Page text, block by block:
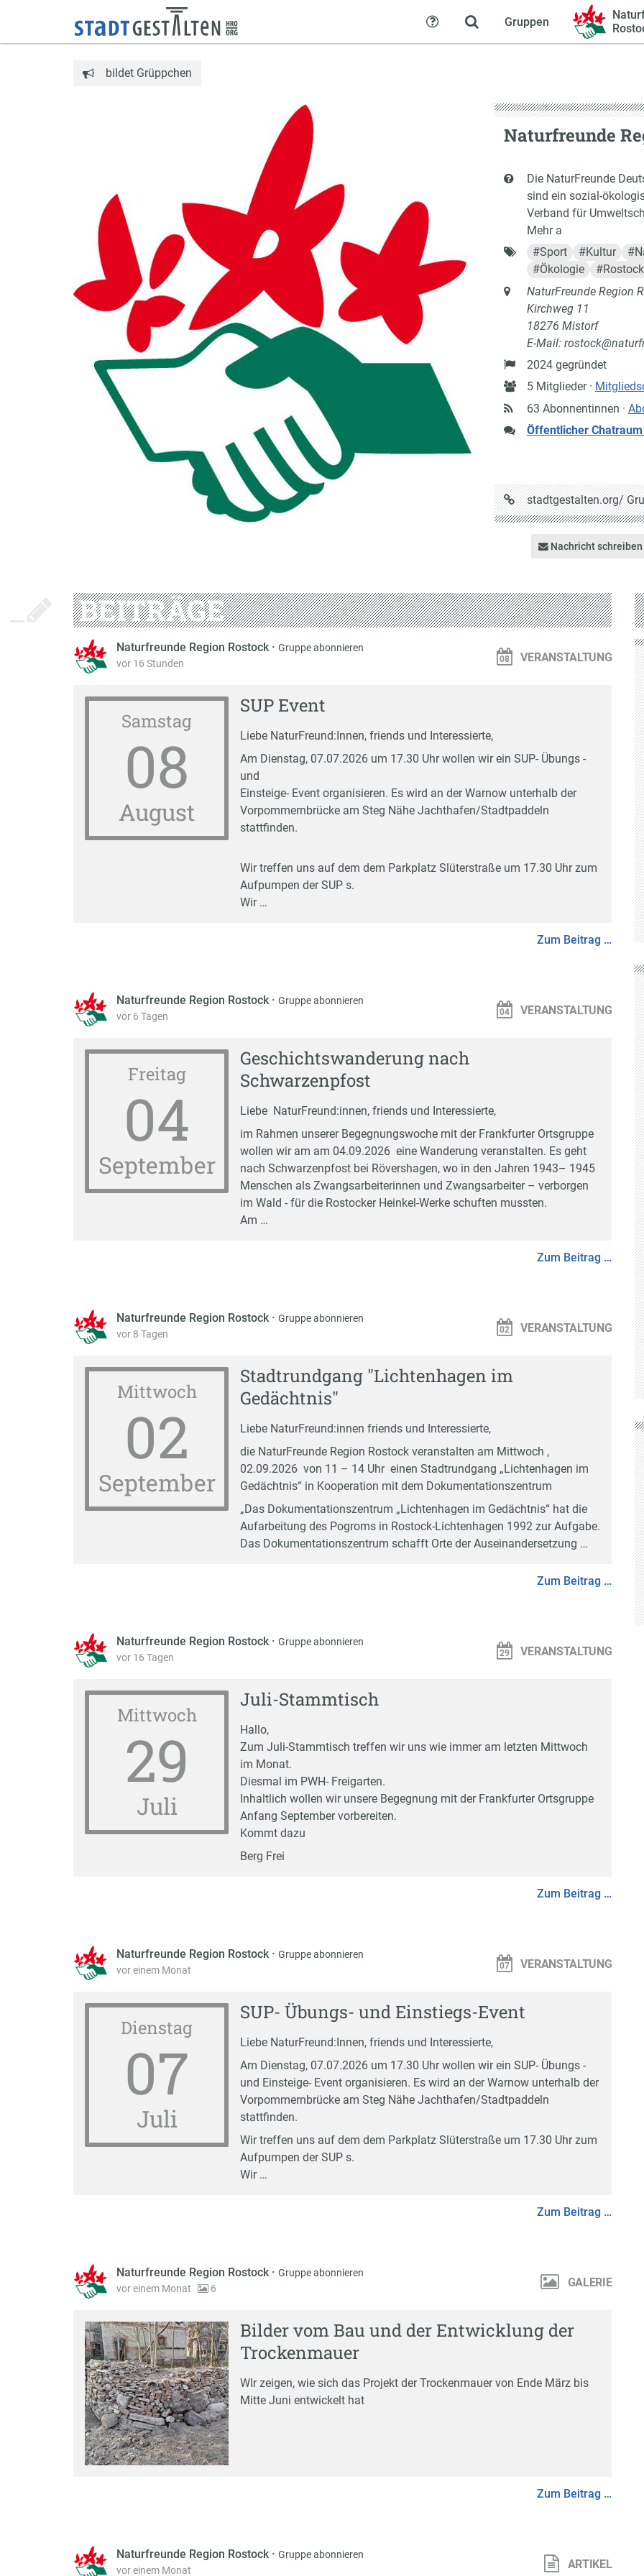
Gruppen
Hilfe
bildet Grüppchen
Naturfreunde
Kurzbeschreibung
Die NaturFreunde
sind ein sozial-
Verband für
Mehr a
Schlagworte
#Sport #Kultur #
#Ökologie #Rostock
Anschrift
NaturFreunde Region
Kirchweg 11
18276 Mistorf
E-Mail:
Gründung
2024 gegründet
Anzahl
Mitglieder
5 Mitglieder ·
63 Abonnentinnen ·
Öffentlicher
URL
auf
stadtgestalten.org/
Nachricht schreiben
BEITRÄGE
Naturfreunde Region Rostock · Gruppe abonnieren
vor 16 Stunden
VERANSTALTUNG
Samstag
08
August
SUP Event
Liebe NaturFreund:Innen, friends und Interessierte,
Am Dienstag, 07.07.2026 um 17.30 Uhr wollen wir ein SUP- Übungs -
und
Einsteige- Event organisieren. Es wird an der Warnow unterhalb der
Vorpommernbrücke am Steg Nähe Jachthafen/Stadtpaddeln
stattfinden.
Wir treffen uns auf dem dem Parkplatz Slüterstraße um 17.30 Uhr zum
Aufpumpen der SUP s.
Wir …
Zum Beitrag …
Naturfreunde Region Rostock · Gruppe abonnieren
vor 6 Tagen
VERANSTALTUNG
Freitag
04
September
Geschichtswanderung nach
Schwarzenpfost
Liebe NaturFreund:innen, friends und Interessierte,
im Rahmen unserer Begegnungswoche mit der Frankfurter Ortsgruppe
wollen wir am am 04.09.2026 eine Wanderung veranstalten. Es geht
nach Schwarzenpfost bei Rövershagen, wo in den Jahren 1943– 1945
Menschen als Zwangsarbeiterinnen und Zwangsarbeiter – verborgen
im Wald - für die Rostocker Heinkel-Werke schuften mussten.
Am …
Zum Beitrag …
Naturfreunde Region Rostock · Gruppe abonnieren
vor 8 Tagen
VERANSTALTUNG
Mittwoch
02
September
Stadtrundgang "Lichtenhagen im
Gedächtnis"
Liebe NaturFreund:innen friends und Interessierte,
die NaturFreunde Region Rostock veranstalten am Mittwoch ,
02.09.2026 von 11 – 14 Uhr einen Stadtrundgang „Lichtenhagen im
Gedächtnis“ in Kooperation mit dem Dokumentationszentrum
„Das Dokumentationszentrum „Lichtenhagen im Gedächtnis“ hat die
Aufarbeitung des Pogroms in Rostock-Lichtenhagen 1992 zur Aufgabe.
Das Dokumentationszentrum schafft Orte der Auseinandersetzung …
Zum Beitrag …
Naturfreunde Region Rostock · Gruppe abonnieren
vor 16 Tagen
VERANSTALTUNG
Mittwoch
29
Juli
Juli-Stammtisch
Hallo,
Zum Juli-Stammtisch treffen wir uns wie immer am letzten Mittwoch
im Monat.
Diesmal im PWH- Freigarten.
Inhaltlich wollen wir unsere Begegnung mit der Frankfurter Ortsgruppe
Anfang September vorbereiten.
Kommt dazu
Berg Frei
Zum Beitrag …
Naturfreunde Region Rostock · Gruppe abonnieren
vor einem Monat
VERANSTALTUNG
Dienstag
07
Juli
SUP- Übungs- und Einstiegs-Event
Liebe NaturFreund:Innen, friends und Interessierte,
Am Dienstag, 07.07.2026 um 17.30 Uhr wollen wir ein SUP- Übungs -
und Einsteige- Event organisieren. Es wird an der Warnow unterhalb der
Vorpommernbrücke am Steg Nähe Jachthafen/Stadtpaddeln
stattfinden.
Wir treffen uns auf dem dem Parkplatz Slüterstraße um 17.30 Uhr zum
Aufpumpen der SUP s.
Wir …
Zum Beitrag …
Naturfreunde Region Rostock · Gruppe abonnieren
vor einem Monat
6 GALERIE
Bilder vom Bau und der Entwicklung der
Trockenmauer
WIr zeigen, wie sich das Projekt der Trockenmauer von Ende März bis
Mitte Juni entwickelt hat
Zum Beitrag …
Naturfreunde Region Rostock · Gruppe abonnieren
vor einem Monat
ARTIKEL